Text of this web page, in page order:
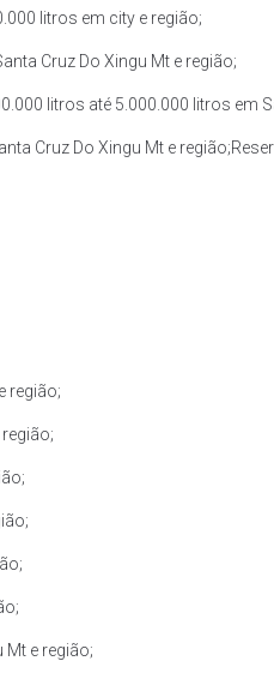
litros em city e região;
Cruz Do Xingu Mt e região;
litros até 5.000.000 litros em
Cruz Do Xingu Mt e
região;
e região;